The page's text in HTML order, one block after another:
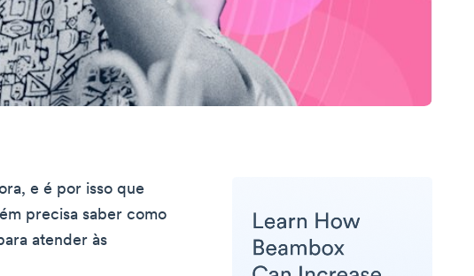
e é por isso que
precisa saber como
atender às